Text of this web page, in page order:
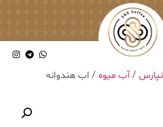
/آب میوه / اب هندوانه